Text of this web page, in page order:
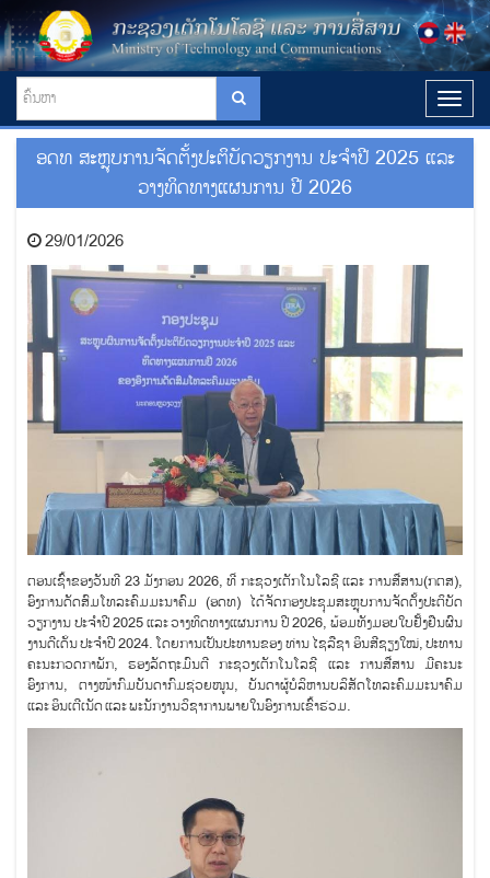
T
o
g
g
e
t
o
ອດທ ສະຫຼຸບການຈັດຕັ້ງປະຕິບັດວຽກງານ ປະຈຳປີ 2025 ແລະ
ວາງທິດທາງແຜນການ ປີ 2026
29/01/2026
ຕອນເຊົ້າຂອງວັນທີ 23 ມັງກອນ 2026, ທີ່ ກະຊວງເຕັກໂນໂລຊີ ແລະ ການສື່ສານ(ກຕສ),
ອົງການດັດສົມໂທລະຄົມມະນາຄົມ (ອດທ) ໄດ້ຈັດກອງປະຊຸມສະຫຼຸບການຈັດຕັ້ງປະຕິບັດ
ວຽກງານ ປະຈຳປີ 2025 ແລະ ວາງທິດທາງແຜນການ ປີ 2026, ພ້ອມທັງມອບໃບຢັ້ງຢືນຜົນ
ງານດີເດັ່ນ ປະຈຳປີ 2024. ໂດຍການເປັນປະທານຂອງ ທ່ານ ໄຊລືຊາ ອິນສີຊຽງໃໝ່, ປະທານ
ຄະນະກວດກາພັກ, ຮອງລັດຖະມົນຕີ ກະຊວງເຕັກໂນໂລຊີ ແລະ ການສື່ສານ ມີຄະນະ
ອົງການ, ຕາງໜ້າກົມບັນດາກົມຊ່ວຍໜູນ, ບັນດາຜູ້ບໍລິຫານບລິສັດໂທລະຄົມມະນາຄົມ
ແລະ ອິນເຕີເນັດ ແລະ ພະນັກງານວິຊາການພາຍໃນອົງການເຂົ້າຮ່ວມ.